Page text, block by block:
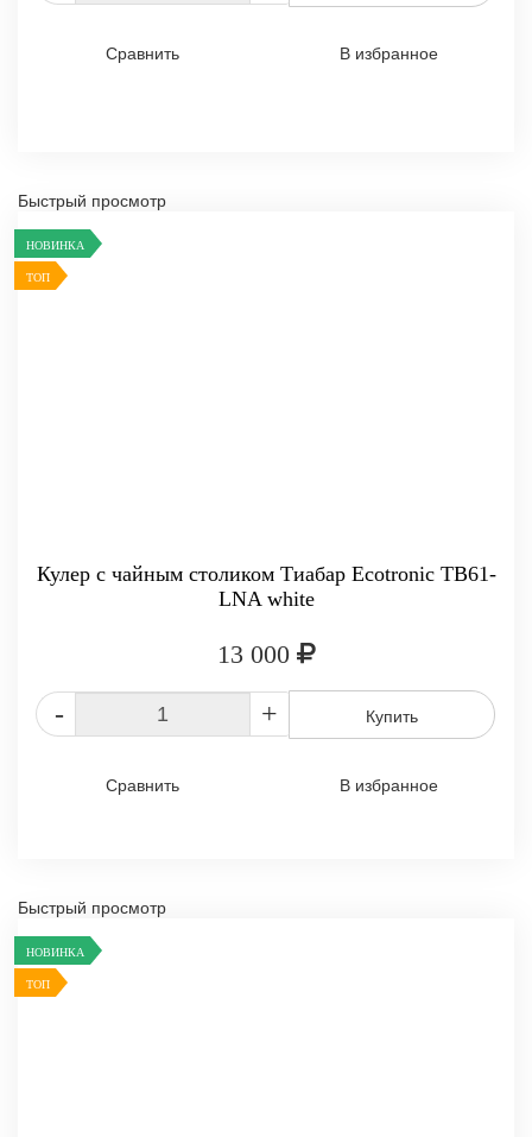
Сравнить В избранное
Быстрый просмотр
НОВИНКА
ТОП
Кулер с чайным столиком Тиабар Ecotronic TB61-
LNA white
13 000
- + Купить
Сравнить В избранное
Быстрый просмотр
НОВИНКА
ТОП